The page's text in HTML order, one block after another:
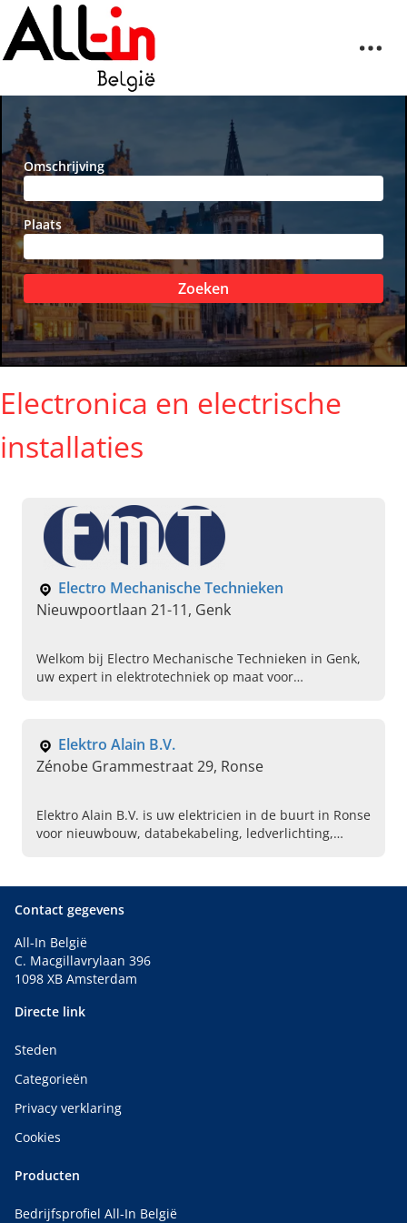
Omschrijving
Plaats
Zoeken
Electronica en electrische
installaties
Electro Mechanische Technieken
Nieuwpoortlaan 21-11, Genk
Welkom bij Electro Mechanische Technieken in Genk,
uw expert in elektrotechniek op maat voor
Elektro Alain B.V.
Zénobe Grammestraat 29, Ronse
Elektro Alain B.V. is uw elektricien in de buurt in Ronse
voor nieuwbouw, databekabeling, ledverlichting,
Contact gegevens
All-In België
C. Macgillavrylaan 396
1098 XB Amsterdam
Directe link
Steden
Categorieën
Privacy verklaring
Cookies
Producten
Bedrijfsprofiel All-In België